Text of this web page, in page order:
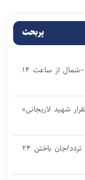
پربحث
انسداد مسیر جنوب به شمال چالوس و آزادراه تهران–شمال از ساعت ۱۴
شهید لاریجانی»
پایان طرح ترافیکی اربعین پلیس با ثبت ۶۷ میلیون تردد/جان باختن ۲۴